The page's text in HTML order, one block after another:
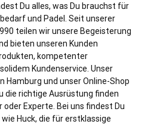
Du alles, was Du brauchst für
und Padel. Seit unserer
teilen wir unsere Begeisterung
bieten unseren Kunden
kompetenter
Kundenservice. Unser
Hamburg und unser Online-Shop
die richtige Ausrüstung finden
oder Experte. Bei uns findest Du
Huck, die für erstklassige